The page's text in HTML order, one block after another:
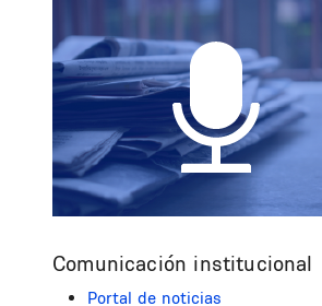
Comunicación institucional
Portal de noticias